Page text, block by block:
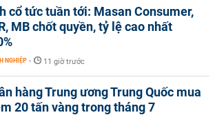
cổ tức tuần tới: Masan Consumer,
MB chốt quyền, tỷ lệ cao nhất
NGHIỆP - 11 giờ trước
hàng Trung ương Trung Quốc mua
20 tấn vàng trong tháng 7